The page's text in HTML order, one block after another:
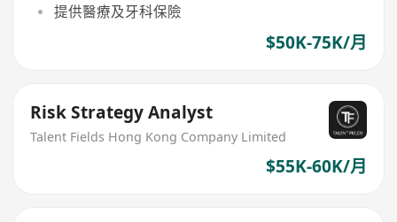
提供醫療及牙科保險
$50K-75K/月
Risk Strategy Analyst
Talent Fields Hong Kong Company Limited
$55K-60K/月